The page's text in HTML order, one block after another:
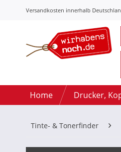
Versandkosten innerhalb
Home Drucker,
Tinte- & Tonerfinder